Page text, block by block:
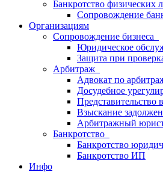
Банкротство физических
Сопровождение
Организациям
Сопровождение бизнеса
Юридическое
Защита при
Арбитраж
Адвокат по
Досудебное
Представительство
Взыскание
Арбитражный
Банкротство
Банкротство
Банкротство ИП
Инфо